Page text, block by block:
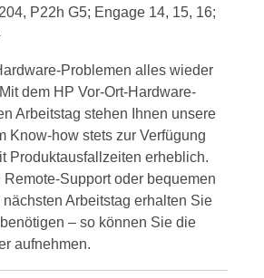
P22h G5; Engage 14, 15, 16;
Problemen alles wieder
dem HP Vor-Ort-Hardware-
Arbeitstag stehen Ihnen unsere
Know-how stets zur Verfügung
Produktausfallzeiten erheblich.
Support oder bequemen
Arbeitstag erhalten Sie
– so können Sie die
aufnehmen.